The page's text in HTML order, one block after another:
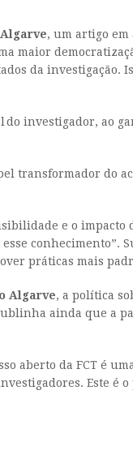
, um artigo em
maior
da investigação.
investigador, ao
transformador do
e o
conhecimento”.
práticas mais
Algarve, a política
ainda que a
aberto da FCT é
Este é